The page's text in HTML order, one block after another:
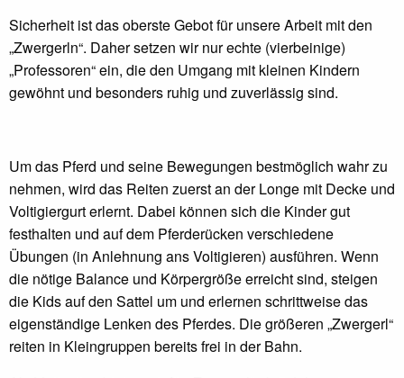
Sicherheit ist das oberste Gebot für unsere Arbeit mit den
„Zwergerln“. Daher setzen wir nur echte (vierbeinige)
„Professoren“ ein, die den Umgang mit kleinen Kindern
gewöhnt und besonders ruhig und zuverlässig sind.
Um das Pferd und seine Bewegungen bestmöglich wahr zu
nehmen, wird das Reiten zuerst an der Longe mit Decke und
Voltigiergurt erlernt. Dabei können sich die Kinder gut
festhalten und auf dem Pferderücken verschiedene
Übungen (in Anlehnung ans Voltigieren) ausführen. Wenn
die nötige Balance und Körpergröße erreicht sind, steigen
die Kids auf den Sattel um und erlernen schrittweise das
eigenständige Lenken des Pferdes. Die größeren „Zwergerl“
reiten in Kleingruppen bereits frei in der Bahn.